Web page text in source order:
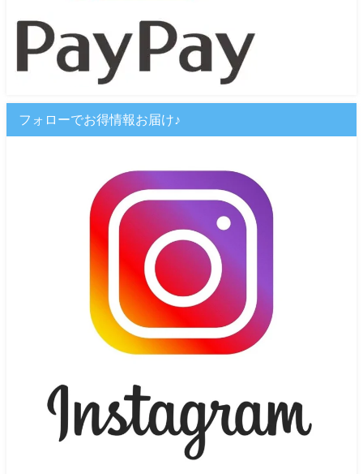
フォローでお得情報お届け♪